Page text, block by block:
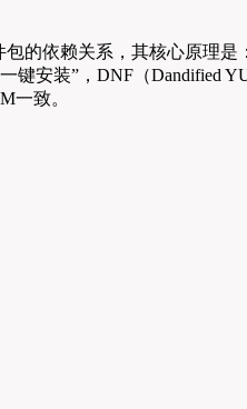
的依赖关系，其核心原理
键安装”，DNF（Dandified
一致。